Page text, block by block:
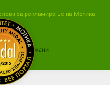
за рекламирање на Мотика
се задржани